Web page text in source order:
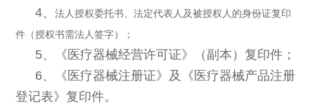
4、法人授权委托书、法定代表人及被授权人的身份证复印
件（授权书需法人签字）；
5、《医疗器械经营许可证》（副本）复印件；
6、《医疗器械注册证》及《医疗器械产品注册
登记表》复印件。